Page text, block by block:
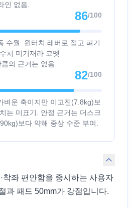
인 없음.
86/100
수월. 원터치 레버로 접고 펴기
치 미기재라 코멧
의 근거는 없음.
82/100
벼운 축이지만 이고진(7.8kg)보
는 미표기. 안정 근거는 더스크
보다 약해 중상 수준 부여.
착좌 편안함을 중시하는 사용자
과 패드 50mm가 강점입니다.